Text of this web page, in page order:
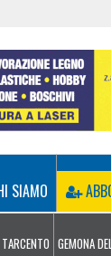
SIAMO
TARCENTO GEMONA